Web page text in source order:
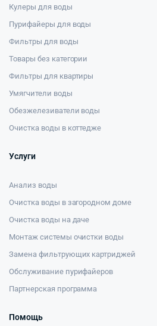
Кулеры для воды
Пурифайеры для воды
Фильтры для воды
Товары без категории
Фильтры для квартиры
Умягчители воды
Обезжелезиватели воды
Очистка воды в коттедже
Услуги
Анализ воды
Очистка воды в загородном доме
Очистка воды на даче
Монтаж системы очистки воды
Замена фильтрующих картриджей
Обслуживание пурифайеров
Партнерская программа
Помощь